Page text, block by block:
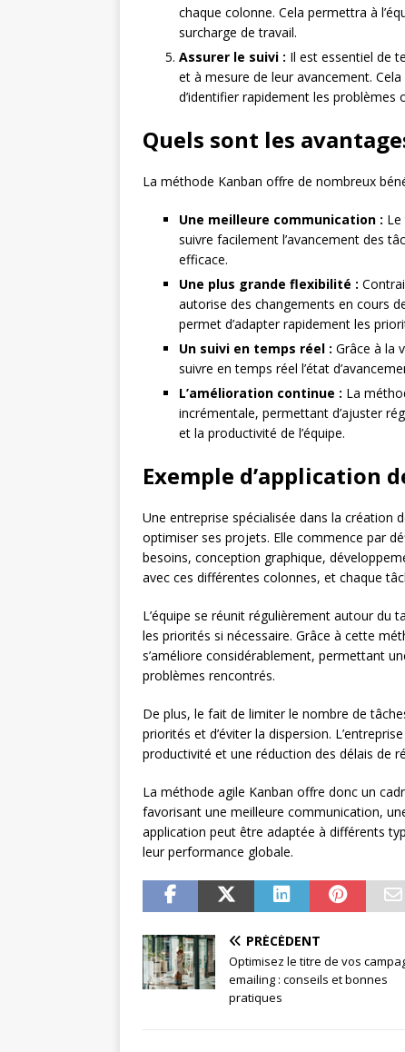
chaque colonne. Cela permettra à
surcharge de travail.
Assurer le suivi : Il est essentiel de
et à mesure de leur avancement.
d’identifier rapidement les problèmes
Quels sont les
La méthode Kanban offre de nombreux
Une meilleure communication :
suivre facilement l’avancement des
efficace.
Une plus grande flexibilité :
autorise des changements en cours
permet d’adapter rapidement les
Un suivi en temps réel : Grâce à la
suivre en temps réel l’état
L’amélioration continue : La
incrémentale, permettant d’ajuster
et la productivité de l’équipe.
Exemple d’application
Une entreprise spécialisée dans la création
optimiser ses projets. Elle commence par
besoins, conception graphique,
avec ces différentes colonnes, et chaque
L’équipe se réunit régulièrement autour du
les priorités si nécessaire. Grâce à cette
s’améliore considérablement, permettant
problèmes rencontrés.
De plus, le fait de limiter le nombre de
priorités et d’éviter la dispersion.
productivité et une réduction des délais de
La méthode agile Kanban offre donc un
favorisant une meilleure communication,
application peut être adaptée à différents
leur performance globale.
PRÉCÉDENT
Optimisez le titre de vos
emailing : conseils et bonnes
pratiques